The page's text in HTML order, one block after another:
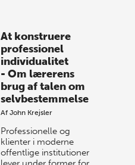
At konstruere
professionel
individualitet
- Om lærerens
brug af talen om
selvbestemmelse
Af John Krejsler
Professionelle og
klienter i moderne
offentlige institutioner